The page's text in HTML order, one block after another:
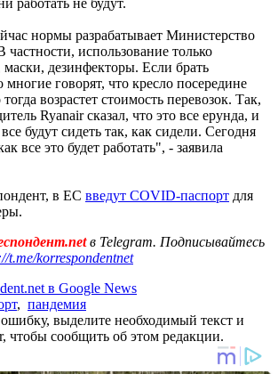
нормы разрабатывает Министерство
использование только
маски, дезинфекторы. Если брать
говорят, что кресло посередине
возрастет стоимость перевозок. Так,
Ryanair сказал, что это все ерунда, и
будут сидеть так, как сидели. Сегодня
все это будет работать", - заявила
в ЕС введут COVID-паспорт для
в Telegram. Подписывайтесь
t.me/korrespondentnet
в Google News
, пандемия
выделите необходимый текст и
чтобы сообщить об этом редакции.